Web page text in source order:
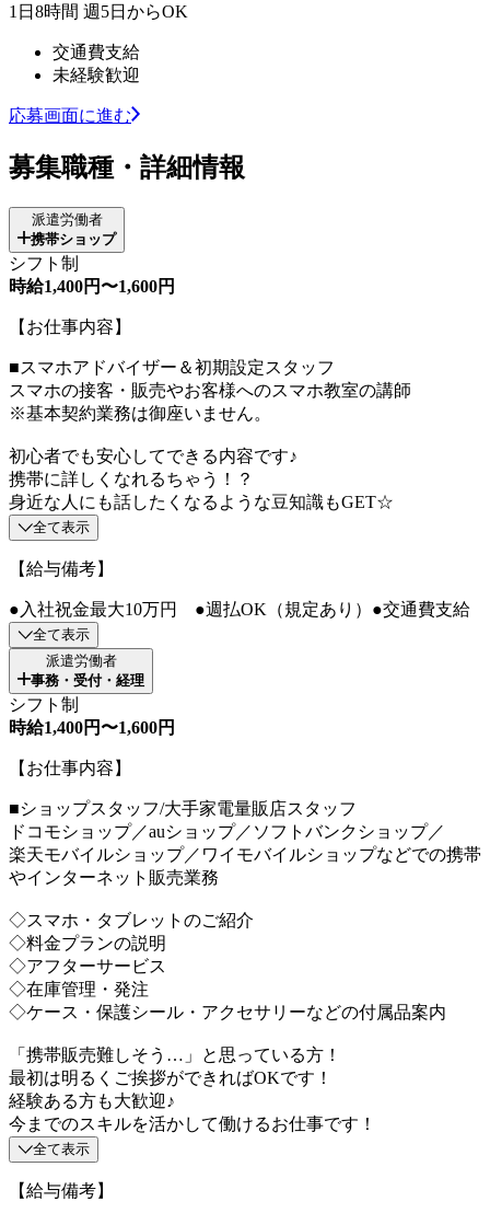
1日8時間 週5日からOK
交通費支給
未経験歓迎
応募画面に進む
募集職種・詳細情報
派遣労働者
携帯ショップ
シフト制
時給1,400円〜1,600円
【お仕事内容】
■スマホアドバイザー＆初期設定スタッフ
スマホの接客・販売やお客様へのスマホ教室の講師
※基本契約業務は御座いません。
初心者でも安心してできる内容です♪
携帯に詳しくなれるちゃう！？
身近な人にも話したくなるような豆知識もGET☆
全て表示
【給与備考】
●入社祝金最大10万円 ●週払OK（規定あり）●交通費支給
全て表示
派遣労働者
事務・受付・経理
シフト制
時給1,400円〜1,600円
【お仕事内容】
■ショップスタッフ/大手家電量販店スタッフ
ドコモショップ／auショップ／ソフトバンクショップ／
楽天モバイルショップ／ワイモバイルショップなどでの携帯
やインターネット販売業務
◇スマホ・タブレットのご紹介
◇料金プランの説明
◇アフターサービス
◇在庫管理・発注
◇ケース・保護シール・アクセサリーなどの付属品案内
「携帯販売難しそう…」と思っている方！
最初は明るくご挨拶ができればOKです！
経験ある方も大歓迎♪
今までのスキルを活かして働けるお仕事です！
全て表示
【給与備考】